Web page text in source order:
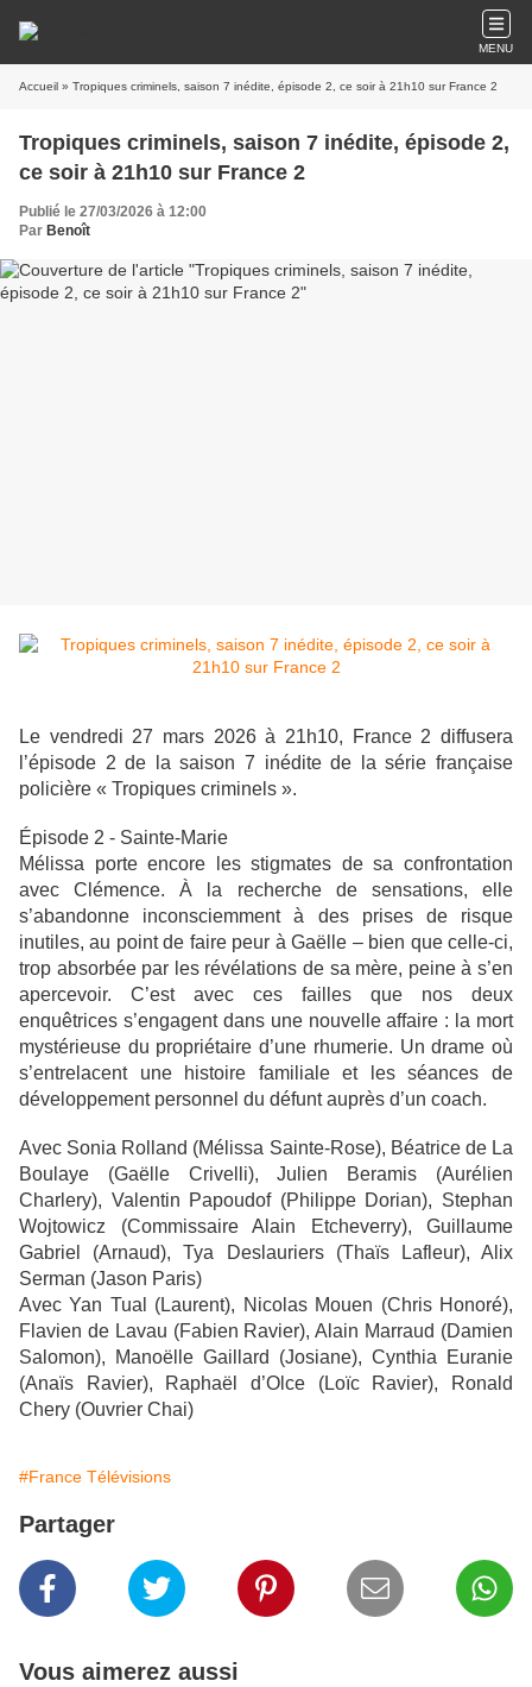
MENU
Accueil » Tropiques criminels, saison 7 inédite, épisode 2, ce soir à 21h10 sur France 2
Tropiques criminels, saison 7 inédite, épisode 2,
ce soir à 21h10 sur France 2
Publié le 27/03/2026 à 12:00
Par Benoît
Le vendredi 27 mars 2026 à 21h10, France 2 diffusera
l’épisode 2 de la saison 7 inédite de la série française
policière « Tropiques criminels ».
Épisode 2 - Sainte-Marie
Mélissa porte encore les stigmates de sa confrontation
avec Clémence. À la recherche de sensations, elle
s’abandonne inconsciemment à des prises de risque
inutiles, au point de faire peur à Gaëlle – bien que celle-ci,
trop absorbée par les révélations de sa mère, peine à s’en
apercevoir. C’est avec ces failles que nos deux
enquêtrices s’engagent dans une nouvelle affaire : la mort
mystérieuse du propriétaire d’une rhumerie. Un drame où
s’entrelacent une histoire familiale et les séances de
développement personnel du défunt auprès d’un coach.
Avec Sonia Rolland (Mélissa Sainte-Rose), Béatrice de La
Boulaye (Gaëlle Crivelli), Julien Beramis (Aurélien
Charlery), Valentin Papoudof (Philippe Dorian), Stephan
Wojtowicz (Commissaire Alain Etcheverry), Guillaume
Gabriel (Arnaud), Tya Deslauriers (Thaïs Lafleur), Alix
Serman (Jason Paris)
Avec Yan Tual (Laurent), Nicolas Mouen (Chris Honoré),
Flavien de Lavau (Fabien Ravier), Alain Marraud (Damien
Salomon), Manoëlle Gaillard (Josiane), Cynthia Euranie
(Anaïs Ravier), Raphaël d’Olce (Loïc Ravier), Ronald
Chery (Ouvrier Chai)
#France Télévisions
Partager
Vous aimerez aussi